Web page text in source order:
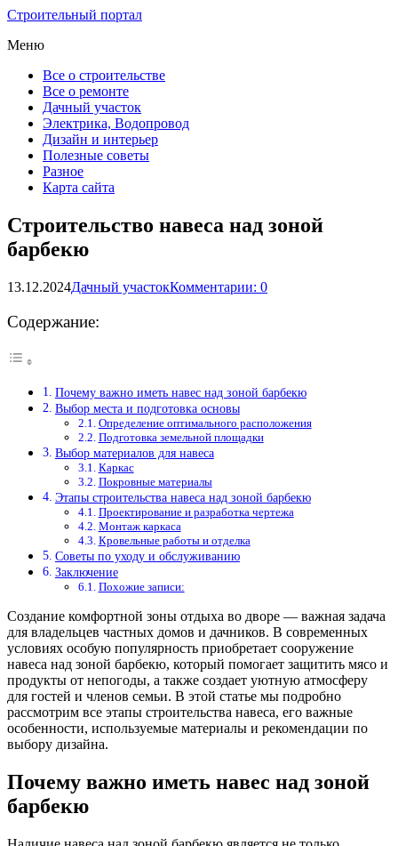
Строительный портал
Меню
Все о строительстве
Все о ремонте
Дачный участок
Электрика, Водопровод
Дизайн и интерьер
Полезные советы
Разное
Карта сайта
Строительство навеса над зоной
барбекю
13.12.2024Дачный участокКомментарии: 0
Содержание:
Почему важно иметь навес над зоной барбекю
Выбор места и подготовка основы
Определение оптимального расположения
Подготовка земельной площадки
Выбор материалов для навеса
Каркас
Покровные материалы
Этапы строительства навеса над зоной барбекю
Проектирование и разработка чертежа
Монтаж каркаса
Кровельные работы и отделка
Советы по уходу и обслуживанию
Заключение
Похожие записи:
Создание комфортной зоны отдыха во дворе — важная задача
для владельцев частных домов и дачников. В современных
условиях особую популярность приобретает сооружение
навеса над зоной барбекю, который помогает защитить мясо и
продукты от непогоды, а также создает уютную атмосферу
для гостей и членов семьи. В этой статье мы подробно
рассмотрим все этапы строительства навеса, его важные
особенности, используемые материалы и рекомендации по
выбору дизайна.
Почему важно иметь навес над зоной
барбекю